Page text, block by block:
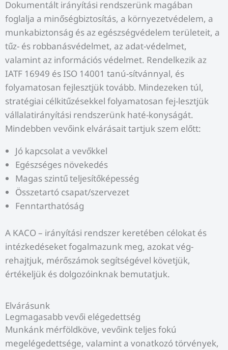
Dokumentált irányítási rendszerünk magában
foglalja a minőségbiztosítás, a környezetvédelem, a
munkabiztonság és az egészségvédelem területeit, a
tűz- és robbanásvédelmet, az adat-védelmet,
valamint az információs védelmet. Rendelkezik az
IATF 16949 és ISO 14001 tanú-sítvánnyal, és
folyamatosan fejlesztjük tovább. Mindezeken túl,
stratégiai célkitűzésekkel folyamatosan fej-lesztjük
vállalatirányítási rendszerünk haté-konyságát.
Mindebben vevőink elvárásait tartjuk szem előtt:
Jó kapcsolat a vevőkkel
Egészséges növekedés
Magas szintű teljesítőképesség
Összetartó csapat/szervezet
Fenntarthatóság
A KACO – irányítási rendszer keretében célokat és
intézkedéseket fogalmazunk meg, azokat vég-
rehajtjuk, mérőszámok segítségével követjük,
értékeljük és dolgozóinknak bemutatjuk.
Elvárásunk
Legmagasabb vevői elégedettség
Munkánk mérföldköve, vevőink teljes fokú
megelégedettsége, valamint a vonatkozó törvények,